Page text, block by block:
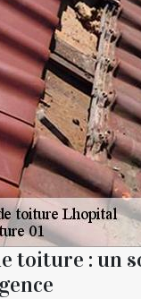
toiture : un